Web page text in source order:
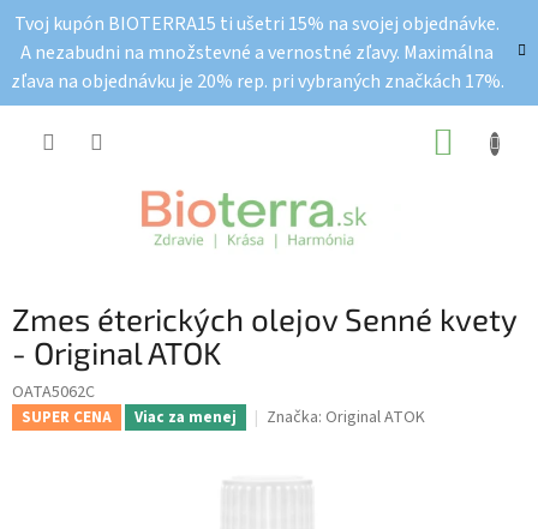
obsah
Tvoj kupón BIOTERRA15 ti ušetri 15% na svojej objednávke.
A nezabudni na množstevné a vernostné zľavy. Maximálna
zľava na objednávku je 20% rep. pri vybraných značkách 17%.
Zmes éterických olejov Senné kvety
- Original ATOK
OATA5062C
SUPER CENA Viac za menej Značka: Original ATOK